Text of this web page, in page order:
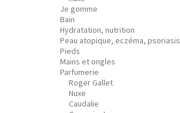
Je gomme
Bain
Hydratation, nutrition
Peau atopique, eczéma, psoriasis
Pieds
Mains et ongles
Parfumerie
Roger Gallet
Nuxe
Caudalie